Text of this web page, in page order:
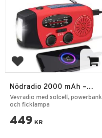
Lägg till i favoriter
Nödradio 2000 mAh –
AM/FM Vevradio med
Solcell, Powerbank & LED
Vevradio med solcell, powerbank
och ficklampa
449 KR